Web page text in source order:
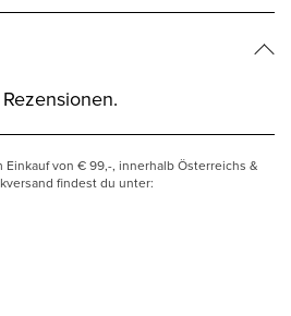
von € 99,-, innerhalb Österreichs &
findest du unter: